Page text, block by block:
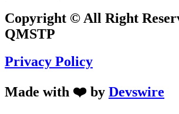
Copyright © All Right
QMSTP
Privacy Policy
Made with ❤️ by Devswire